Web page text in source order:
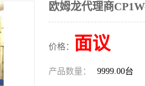
欧姆龙代理商
价格： 面议
产品数量： 9999.00台